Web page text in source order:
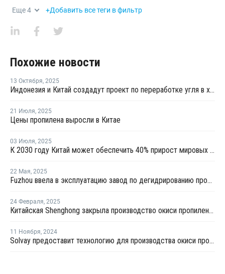
Еще4 +Добавить все теги в фильтр
Похожие новости
13 Октября, 2025
Индонезия и Китай создадут проект по переработке угля в химикаты
21 Июля, 2025
Цены пропилена выросли в Китае
03 Июля, 2025
К 2030 году Китай может обеспечить 40% прирост мировых мощностей по выпуску пропилена
22 Мая, 2025
Fuzhou ввела в эксплуатацию завод по дегидрированию пропана мощностью 900 тысяч тонн
24 Февраля, 2025
Китайская Shenghong закрыла производство окиси пропилена и стирола в Цзянсу из-за слабой маржи
11 Ноября, 2024
Solvay предоставит технологию для производства окиси пропилена в Китае